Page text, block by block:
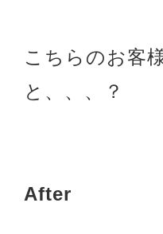
こちらのお客
と、、、？
After